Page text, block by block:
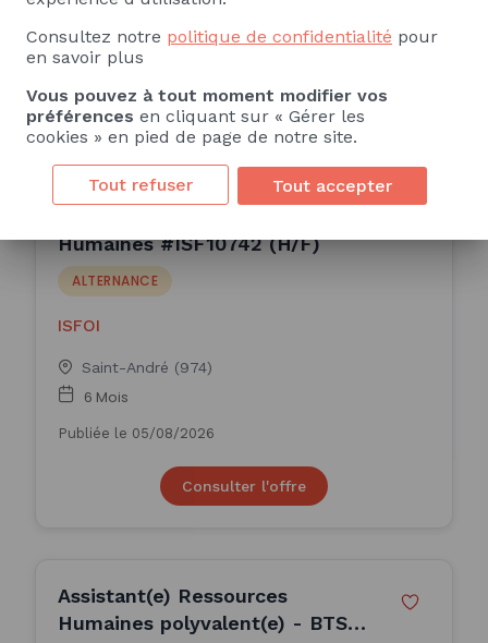
Publiée le 05/08/2026
Consulter l'offre
Humaines #ISF10742 (H/F)
ALTERNANCE
ISFOI
Saint-André (974)
6 Mois
Publiée le 05/08/2026
Consulter l'offre
Assistant(e) Ressources
Humaines polyvalent(e) - BTS
Consultez notre politique de confidentialité pour
en savoir plus
Vous pouvez à tout moment modifier vos
préférences en cliquant sur « Gérer les
cookies » en pied de page de notre site.
Tout refuser Tout accepter